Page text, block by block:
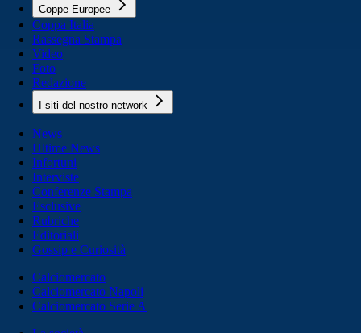
Coppe Europee
Coppa Italia
Rassegna Stampa
Video
Foto
Redazione
I siti del nostro network
News
Ultime News
Infortuni
Interviste
Conferenze Stampa
Esclusive
Rubriche
Editoriali
Gossip e Curiosità
Calciomercato
Calciomercato Napoli
Calciomercato Serie A